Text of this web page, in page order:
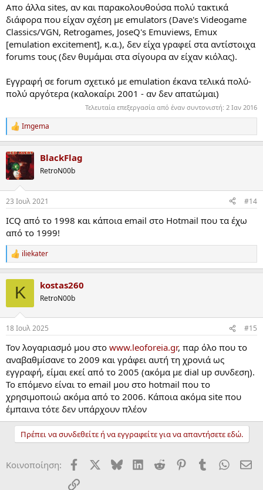
Απο άλλα sites, αν και παρακολουθούσα πολύ τακτικά
διάφορα που είχαν σχέση με emulators (Dave's Videogame
Classics/VGN, Retrogames, JoseQ's Emuviews, Emux
[emulation excitement], κ.α.), δεν είχα γραφεί στα αντίστοιχα
forums τους (δεν θυμάμαι στα σίγουρα αν είχαν κιόλας).
Εγγραφή σε forum σχετικό με emulation έκανα τελικά πολύ-
πολύ αργότερα (καλοκαίρι 2001 - αν δεν απατώμαι)
Τελευταία επεξεργασία από έναν συντονιστή: 2 Ιαν 2016
R
e
c
t
i
s
Imgema
BlackFlag
RetroN00b
23 Ιουλ 2021 #14
ICQ από το 1998 και κάποια email στο Hotmail που τα έχω
από το 1999!
R
e
s
iliekater
K kostas260
RetroN00b
18 Ιουλ 2025 #15
Τον λογαριασμό μου στο www.leoforeia.gr, παρ όλο που το
αναβαθμίσανε το 2009 και γράφει αυτή τη χρονιά ως
εγγραφή, είμαι εκεί από το 2005 (ακόμα με dial up συνδεση).
Το επόμενο είναι το email μου στο hotmail που το
χρησιμοποιώ ακόμα από το 2006. Κάποια ακόμα site που
έμπαινα τότε δεν υπάρχουν πλέον
Πρέπει να συνδεθείτε ή να εγγραφείτε για να απαντήσετε εδώ.
Κοινοποίηση: Facebook BlueskyLinkedInReddit PinterestTumblr
Σύνδεσμος